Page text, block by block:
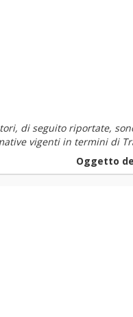
di seguito riportate,
vigenti in termini di
Oggetto